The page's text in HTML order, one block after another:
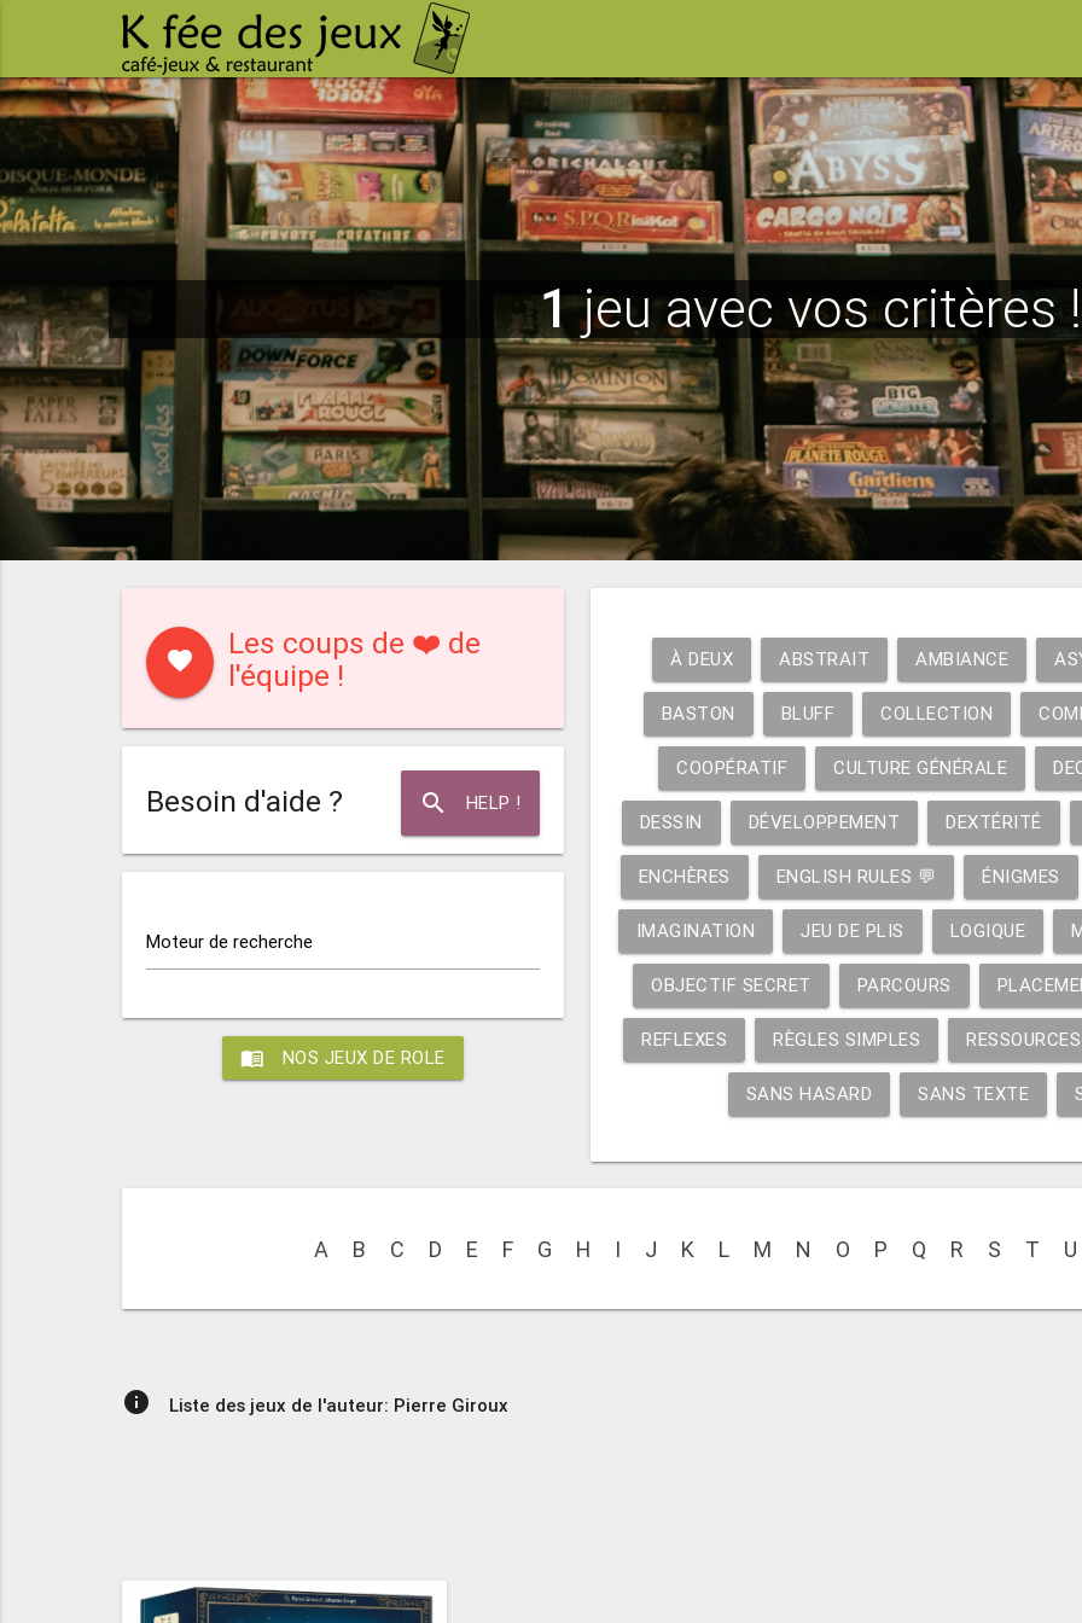
1jeu avec vos critères !
favorite
Les coups de ❤️ de
l'équipe !
search HELP !
Besoin d'aide ?
Moteur de recherche
menu_book NOS JEUX DE ROLE
À DEUX ABSTRAIT AMBIANCE
BASTON BLUFF COLLECTION
COOPÉRATIF CULTURE GÉNÉRALE
DESSIN DÉVELOPPEMENT DEXTÉRITÉ
ENCHÈRES ENGLISH RULES 💬 ÉNIGMES
IMAGINATION JEU DE PLIS LOGIQUE
OBJECTIF SECRET PARCOURS
REFLEXES RÈGLES SIMPLES RESSOURCES
SANS HASARD SANS TEXTE
A B C D E F G H I J K L M N O P Q R S T U
info Liste des jeux de l'auteur: Pierre Giroux